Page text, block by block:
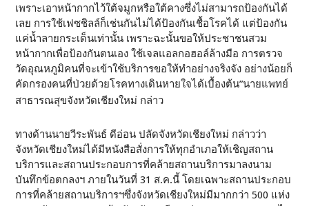
เพราะเอาหน้ากากไว้ใต้จมูกหรือใต้คางซึ่งไม่สามารถป้องกันได้
เลย การใช้เฟซชิลล์ก็เช่นกันไม่ได้ป้องกันเชื้อโรคได้ แต่ป้องกัน
แค่น้ำลายกระเด็นเท่านั้น เพราะฉะนั้นขอให้ประชาชนสวม
หน้ากากเพื่อป้องกันตนเอง ใช้เจลแอลกอฮอล์ล้างมือ การตรวจ
วัดอุณหภูมิคนที่จะเข้าใช้บริการขอให้ทำอย่างจริงจัง อย่างน้อยก็
คัดกรองคนที่ป่วยด้วยโรคทางเดินหายใจได้เบื้องต้น”นายแพทย์
สาธารณสุขจังหวัดเชียงใหม่ กล่าว
ทางด้านนายวีระพันธ์ ดีอ่อน ปลัดจังหวัดเชียงใหม่ กล่าวว่า
จังหวัดเชียงใหม่ได้มีหนังสือสั่งการให้ทุกอำเภอให้เชิญสถาน
บริการและสถานประกอบการที่คล้ายสถานบริการมาลงนาม
บันทึกข้อตกลงฯ ภายในวันที่ 31 ส.ค.นี้ โดยเฉพาะสถานประกอบ
การที่คล้ายสถานบริการฯซึ่งจังหวัดเชียงใหม่มีมากกว่า 500 แห่ง